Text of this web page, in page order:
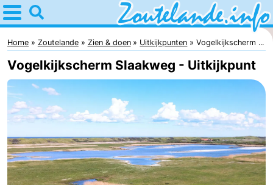
Home
Zoutelande
Tips
Voor
kinderen
Webcam
Webcam
Langstraat
Webcam
Home Zoutelande Zien & doen Uitkijkpunten Vogelkijkscherm ...
Vogelkijkscherm Slaakweg - Uitkijkpunt